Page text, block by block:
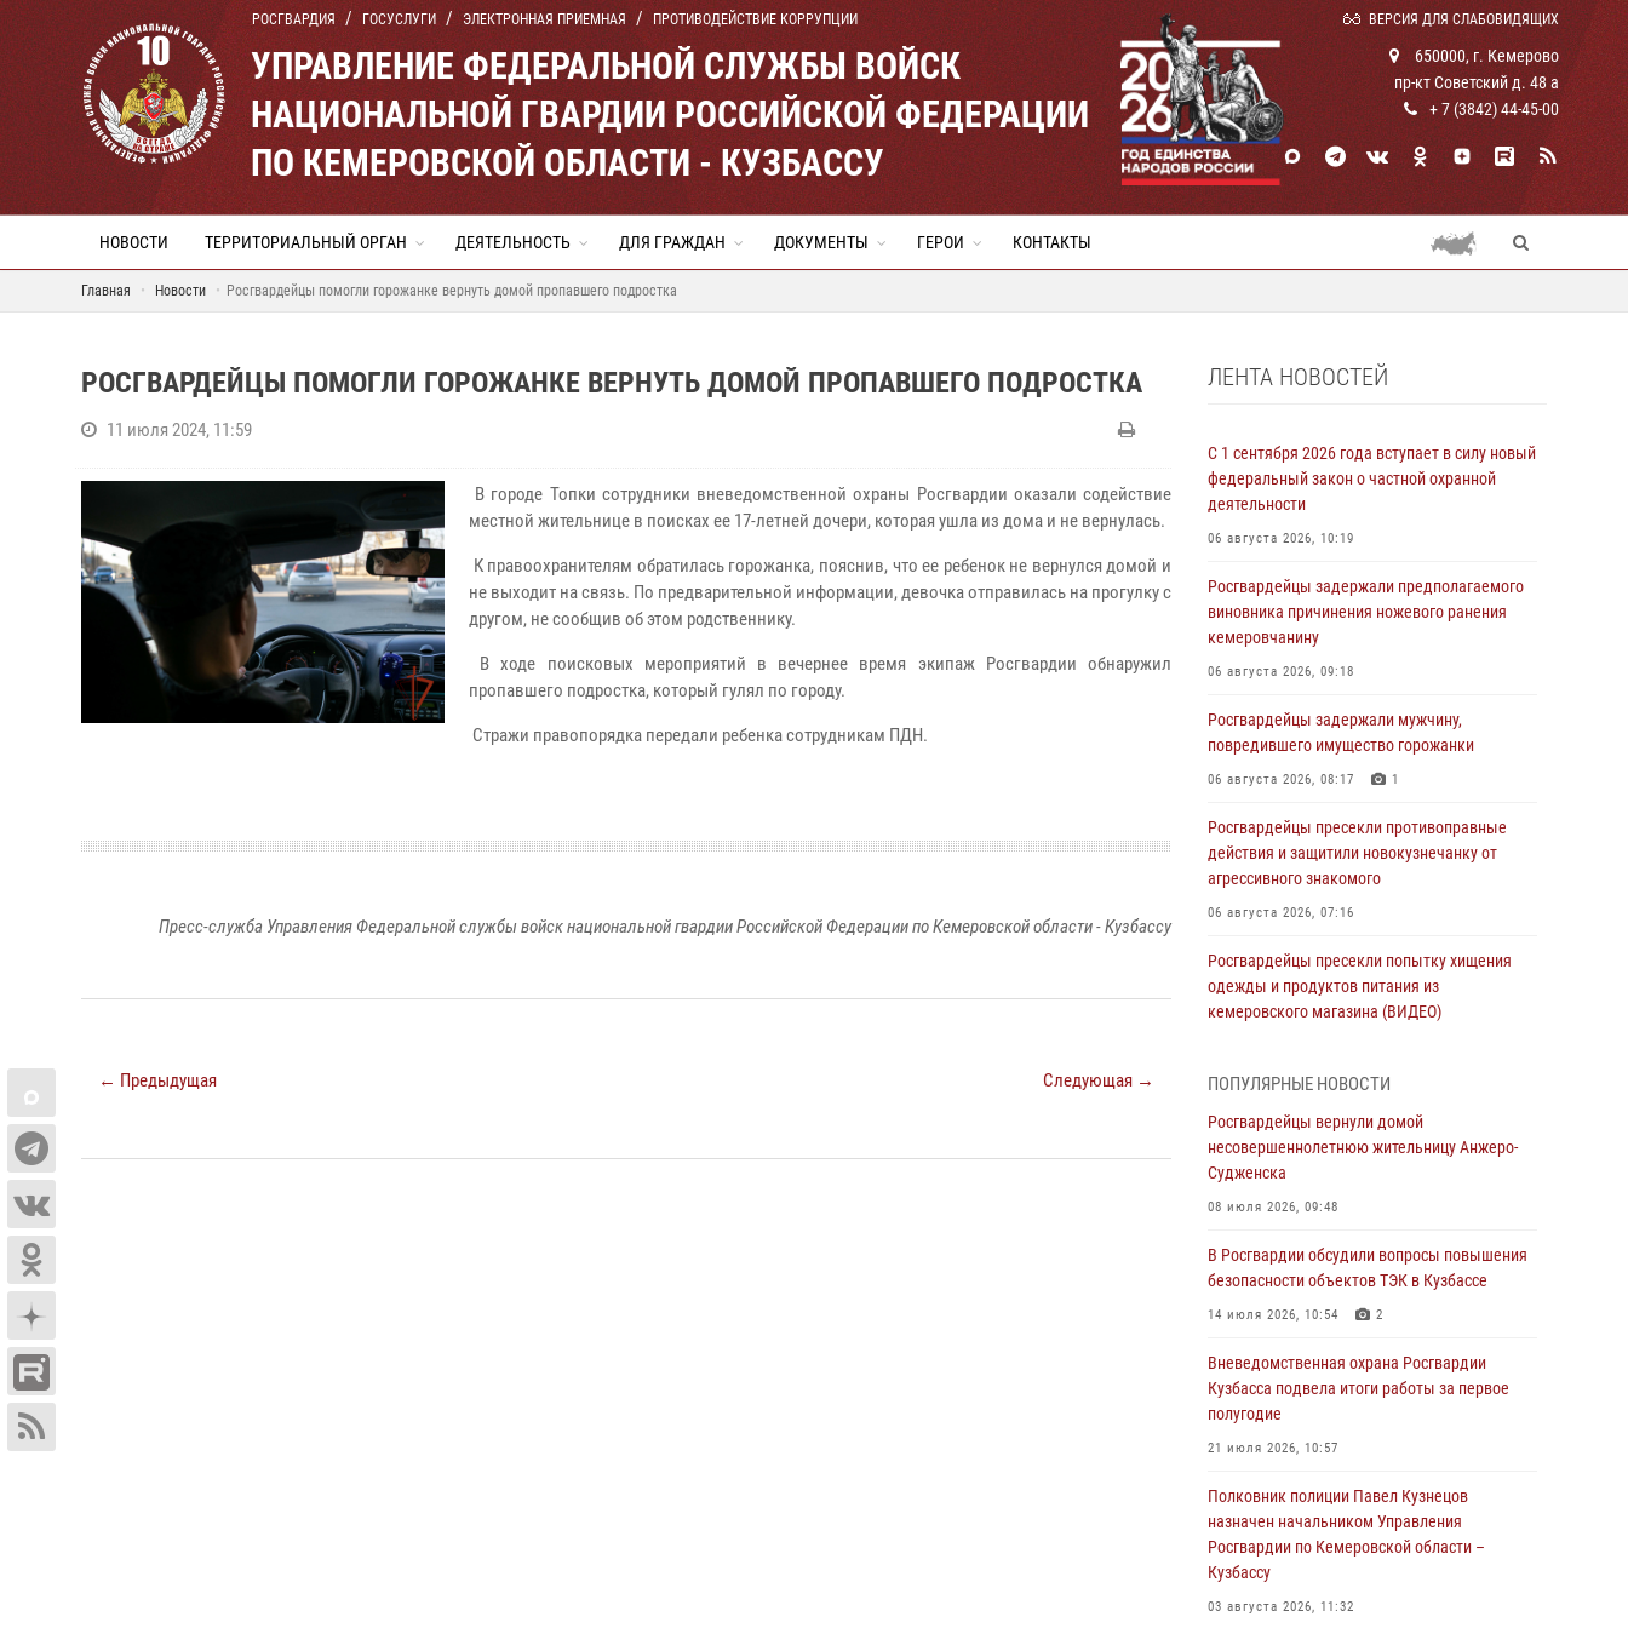
РОСГВАРДИЯ ГОСУСЛУГИ ЭЛЕКТРОННАЯ ПРИЕМНАЯ ПРОТИВОДЕЙСТВИЕ КОРРУПЦИИ ВЕРСИЯ ДЛЯ СЛАБОВИДЯЩИХ
УПРАВЛЕНИЕ ФЕДЕРАЛЬНОЙ СЛУЖБЫ ВОЙСК
НАЦИОНАЛЬНОЙ ГВАРДИИ РОССИЙСКОЙ ФЕДЕРАЦИИ
ПО КЕМЕРОВСКОЙ ОБЛАСТИ - КУЗБАССУ
650000, г. Кемерово
пр-кт Советский д. 48 а
+ 7 (3842) 44-45-00
НОВОСТИ ТЕРРИТОРИАЛЬНЫЙ ОРГАН ДЕЯТЕЛЬНОСТЬ ДЛЯ ГРАЖДАН ДОКУМЕНТЫ ГЕРОИ КОНТАКТЫ
Главная Новости Росгвардейцы помогли горожанке вернуть домой пропавшего подростка
РОСГВАРДЕЙЦЫ ПОМОГЛИ ГОРОЖАНКЕ ВЕРНУТЬ ДОМОЙ ПРОПАВШЕГО ПОДРОСТКА
11 июля 2024, 11:59
В городе Топки сотрудники вневедомственной охраны Росгвардии оказали содействие
местной жительнице в поисках ее 17-летней дочери, которая ушла из дома и не вернулась.
К правоохранителям обратилась горожанка, пояснив, что ее ребенок не вернулся домой и
не выходит на связь. По предварительной информации, девочка отправилась на прогулку с
другом, не сообщив об этом родственнику.
В ходе поисковых мероприятий в вечернее время экипаж Росгвардии обнаружил
пропавшего подростка, который гулял по городу.
Стражи правопорядка передали ребенка сотрудникам ПДН.
Пресс-служба Управления Федеральной службы войск национальной гвардии Российской Федерации по Кемеровской области - Кузбассу
← Предыдущая Следующая →
ЛЕНТА НОВОСТЕЙ
С 1 сентября 2026 года вступает в силу новый
федеральный закон о частной охранной
деятельности
06 августа 2026, 10:19
Росгвардейцы задержали предполагаемого
виновника причинения ножевого ранения
кемеровчанину
06 августа 2026, 09:18
Росгвардейцы задержали мужчину,
повредившего имущество горожанки
06 августа 2026, 08:17 1
Росгвардейцы пресекли противоправные
действия и защитили новокузнечанку от
агрессивного знакомого
06 августа 2026, 07:16
Росгвардейцы пресекли попытку хищения
одежды и продуктов питания из
кемеровского магазина (ВИДЕО)
В Кузбассе стартовал чемпионат Сибирского
ордена Жукова округа Росгвардии по
служебно-боевой стрельбе
05 августа 2026, 10:53
дебошира, устроившего конфликт в
медицинском учреждении
05 августа 2026, 09:30
Росгвардейцы задержали участника драки,
причинившего побои оппоненту
05 августа 2026, 08:50
общественного порядка на городском пляже
05 августа 2026, 08:10
Росгвардейцы в Юрге пресекли попытку
проникновения на территорию частного
ПОПУЛЯРНЫЕ НОВОСТИ
Росгвардейцы вернули домой
несовершеннолетнюю жительницу Анжеро-
Судженска
08 июля 2026, 09:48
В Росгвардии обсудили вопросы повышения
безопасности объектов ТЭК в Кузбассе
14 июля 2026, 10:54 2
Вневедомственная охрана Росгвардии
Кузбасса подвела итоги работы за первое
полугодие
21 июля 2026, 10:57
Полковник полиции Павел Кузнецов
назначен начальником Управления
Росгвардии по Кемеровской области –
Кузбассу
03 августа 2026, 11:32